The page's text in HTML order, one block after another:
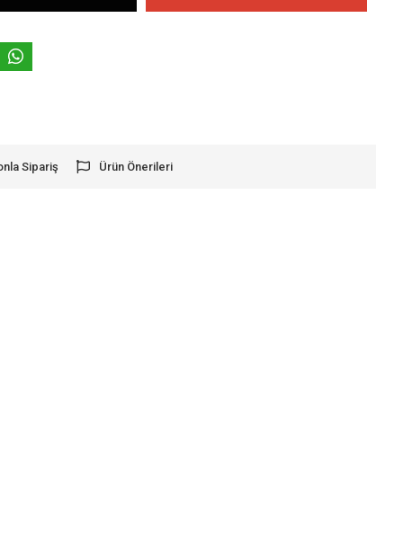
Sipariş Ürün Önerileri